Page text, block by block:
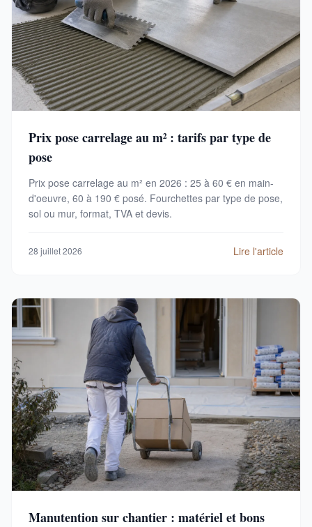
Prix pose carrelage au m² : tarifs par type de
pose
Prix pose carrelage au m² en 2026 : 25 à 60 € en main-
d'oeuvre, 60 à 190 € posé. Fourchettes par type de pose,
sol ou mur, format, TVA et devis.
28 juillet 2026 Lire l'article
Manutention sur chantier : matériel et bons